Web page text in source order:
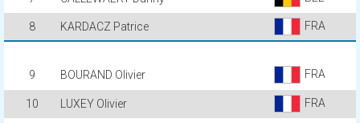
8 KARDACZ Patrice FRA
9 BOURAND Olivier FRA
10 LUXEY Olivier FRA